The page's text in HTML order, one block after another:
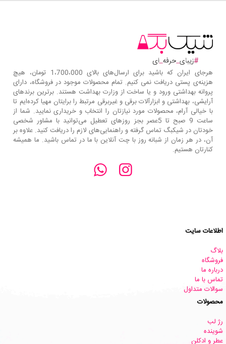
هرجای ایران که باشید برای ارسال‌های بالای 1،700،000 تومان، هیچ
هزینه‌ی پستی دریافت نمی کنیم. تمام محصولات موجود در فروشگاه، دارای
پروانه بهداشتی ورود و یا ساخت از وزارت بهداشت هستند. برترین‌ برندهای
آرایشی، بهداشتی و ابزارآلات برقی و غیربرقی مرتبط را برایتان مهیا کرده‌ایم تا
با خیالی آرام، محصولات مورد نیازتان را انتخاب و خریداری نمایید. شما از
ساعت 9 صبح تا 5عصر بجز روزهای تعطیل می‌توانید با مشاور شخصی
خودتان در شیکبگ تماس گرفته و راهنمایی‌های لازم را دریافت کنید. علاوه بر
آن، در هر زمان از شبانه روز با چت آنلاین با ما در تماس باشید. ما همیشه
کنارتان هستیم.
اطلاعات سایت
بلاگ
فروشگاه
درباره ما
تماس با ما
سوالات متداول
محصولات
رژ لب
شوینده
عطر و ادکلن